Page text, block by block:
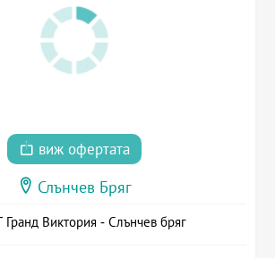
виж офертата
Слънчев Бряг
Виктория - Слънчев бряг